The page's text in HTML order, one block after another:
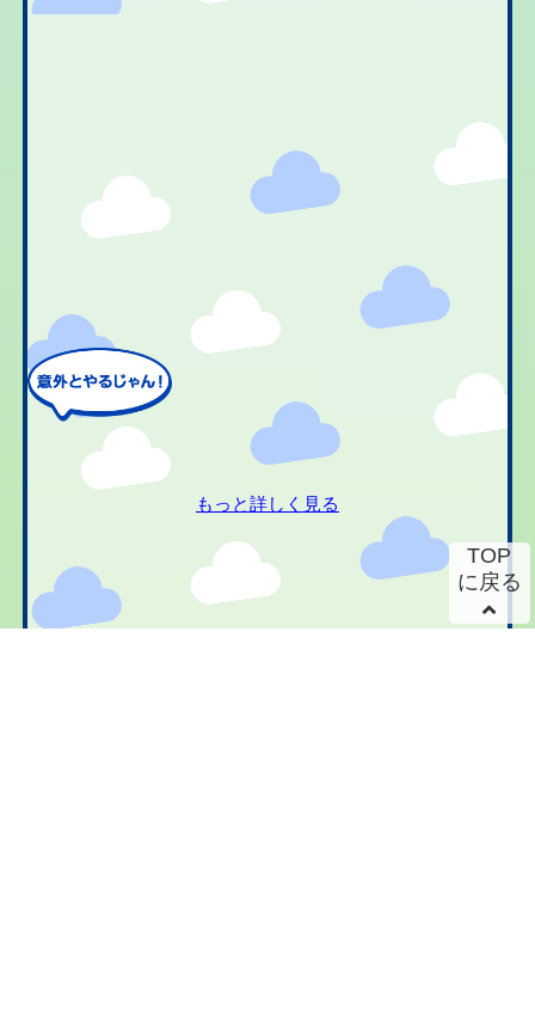
もっと詳しく見る
TOP
に戻る